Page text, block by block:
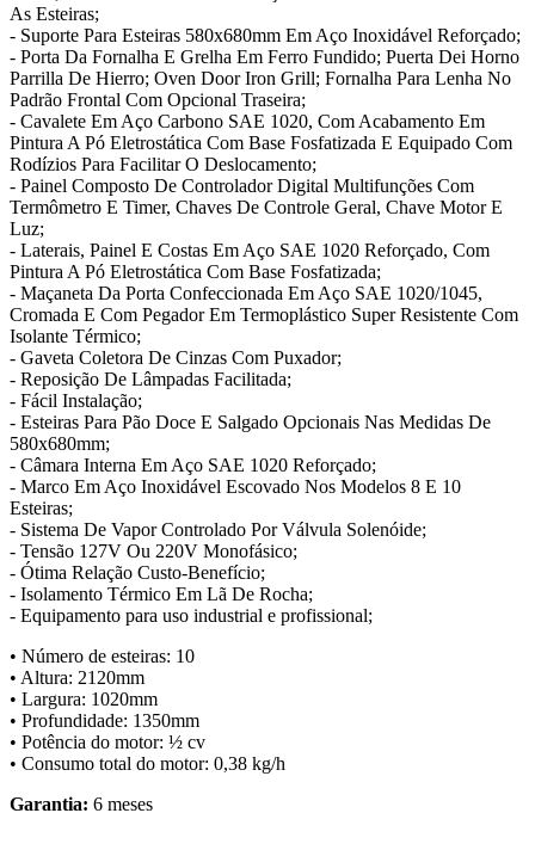
As Esteiras;
- Suporte Para Esteiras 580x680mm Em Aço Inoxidável Reforçado;
- Porta Da Fornalha E Grelha Em Ferro Fundido; Puerta Dei Horno
Parrilla De Hierro; Oven Door Iron Grill; Fornalha Para Lenha No
Padrão Frontal Com Opcional Traseira;
- Cavalete Em Aço Carbono SAE 1020, Com Acabamento Em
Pintura A Pó Eletrostática Com Base Fosfatizada E Equipado Com
Rodízios Para Facilitar O Deslocamento;
- Painel Composto De Controlador Digital Multifunções Com
Termômetro E Timer, Chaves De Controle Geral, Chave Motor E
Luz;
- Laterais, Painel E Costas Em Aço SAE 1020 Reforçado, Com
Pintura A Pó Eletrostática Com Base Fosfatizada;
- Maçaneta Da Porta Confeccionada Em Aço SAE 1020/1045,
Cromada E Com Pegador Em Termoplástico Super Resistente Com
Isolante Térmico;
- Gaveta Coletora De Cinzas Com Puxador;
- Reposição De Lâmpadas Facilitada;
- Fácil Instalação;
- Esteiras Para Pão Doce E Salgado Opcionais Nas Medidas De
580x680mm;
- Câmara Interna Em Aço SAE 1020 Reforçado;
- Marco Em Aço Inoxidável Escovado Nos Modelos 8 E 10
Esteiras;
- Sistema De Vapor Controlado Por Válvula Solenóide;
- Tensão 127V Ou 220V Monofásico;
- Ótima Relação Custo-Benefício;
- Isolamento Térmico Em Lã De Rocha;
- Equipamento para uso industrial e profissional;
• Número de esteiras: 10
• Altura: 2120mm
• Largura: 1020mm
• Profundidade: 1350mm
• Potência do motor: ½ cv
• Consumo total do motor: 0,38 kg/h
Garantia: 6 meses